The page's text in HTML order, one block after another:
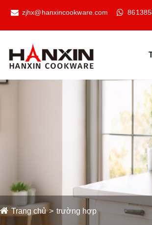
zjhx@hanxincookware.com
Trang chủ trường hợp